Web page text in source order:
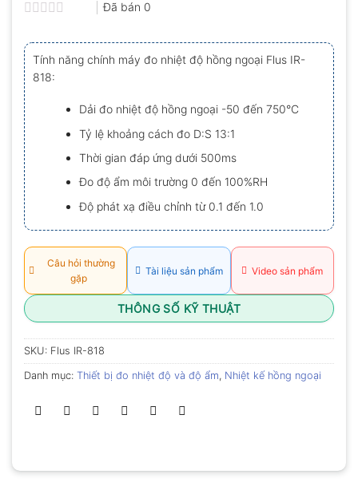
xếp
hạng
0.0
5
sao
Đã bán 0
Tính năng chính máy đo nhiệt độ hồng ngoại Flus IR-
818:
Dải đo nhiệt độ hồng ngoại -50 đến 750°C
Tỷ lệ khoảng cách đo D:S 13:1
Thời gian đáp ứng dưới 500ms
Đo độ ẩm môi trường 0 đến 100%RH
Độ phát xạ điều chỉnh từ 0.1 đến 1.0
Câu hỏi thường
gặp
Tài liệu sản phẩm Video sản phẩm
THÔNG SỐ KỸ THUẬT
SKU: Flus IR-818
Danh mục: Thiết bị đo nhiệt độ và độ ẩm, Nhiệt kế hồng ngoại